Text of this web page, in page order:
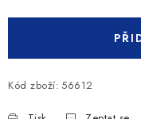
Kód zboží: 56612